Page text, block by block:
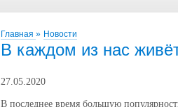
Главная » Новости
В каждом из нас
27.05.2020
В последнее время большую